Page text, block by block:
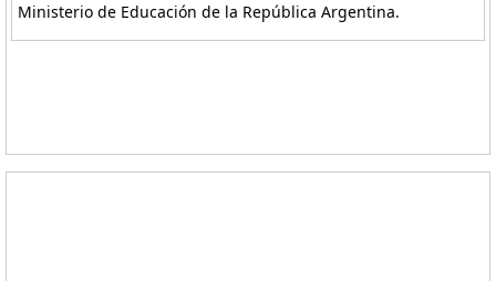
Ministerio de Educación de la República Argentina.